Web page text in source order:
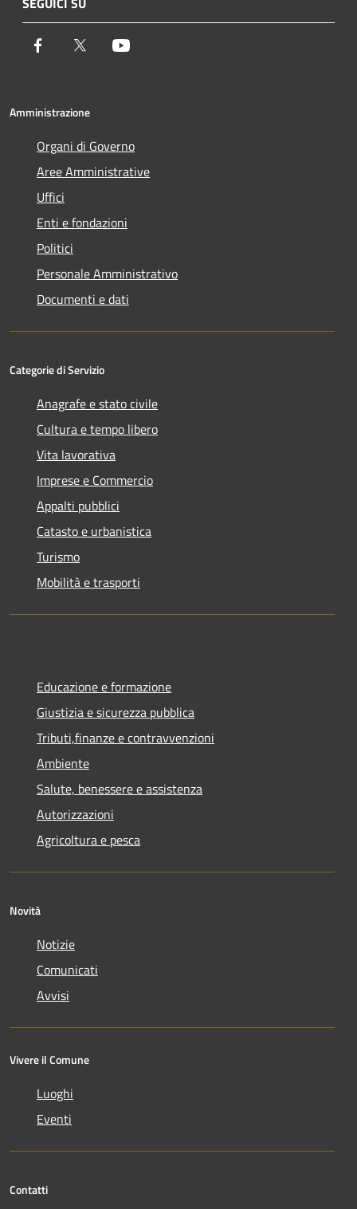
Facebook Twitter
Amministrazione
Organi di Governo
Aree Amministrative
Uffici
Enti e fondazioni
Politici
Personale Amministrativo
Documenti e dati
Categorie di Servizio
Anagrafe e stato civile
Cultura e tempo libero
Vita lavorativa
Imprese e Commercio
Appalti pubblici
Catasto e urbanistica
Turismo
Mobilità e trasporti
Educazione e formazione
Giustizia e sicurezza pubblica
Tributi,finanze e contravvenzioni
Ambiente
Salute, benessere e assistenza
Autorizzazioni
Agricoltura e pesca
Novità
Notizie
Comunicati
Avvisi
Vivere il Comune
Luoghi
Eventi
Contatti